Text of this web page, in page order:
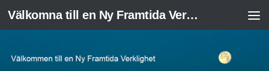
Skip to content Välkomna till en Ny Framtida Verklighet